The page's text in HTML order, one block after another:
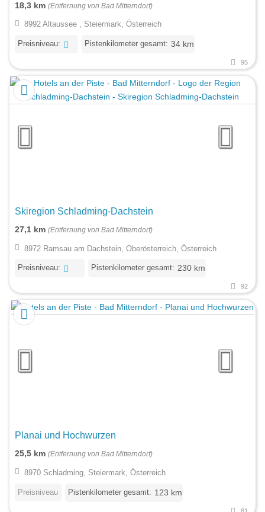
18,3 km (Entfernung von Bad Mitterndorf)
8992 Altaussee , Steiermark, Österreich
Preisniveau: Pistenkilometer gesamt: 34 km
95
Skiregion Schladming-Dachstein
27,1 km (Entfernung von Bad Mitterndorf)
8972 Ramsau am Dachstein, Oberösterreich, Österreich
Preisniveau: Pistenkilometer gesamt: 230 km
92
Planai und Hochwurzen
25,5 km (Entfernung von Bad Mitterndorf)
8970 Schladming, Steiermark, Österreich
Preisniveau Pistenkilometer gesamt: 123 km